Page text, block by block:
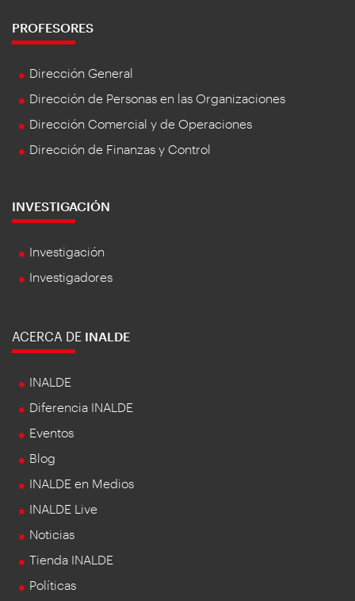
PROFESORES
Dirección General
Dirección de Personas en las Organizaciones
Dirección Comercial y de Operaciones
Dirección de Finanzas y Control
INVESTIGACIÓN
Investigación
Investigadores
ACERCA DE INALDE
INALDE
Diferencia INALDE
Eventos
Blog
INALDE en Medios
INALDE Live
Noticias
Tienda INALDE
Políticas